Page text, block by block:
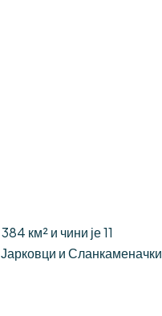
км² и чини је 11
и Сланкаменачки